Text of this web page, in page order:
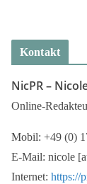
Kontakt
NicPR –
Online-
Mobil: +49 (0)
E-Mail: nicole
Internet: https://